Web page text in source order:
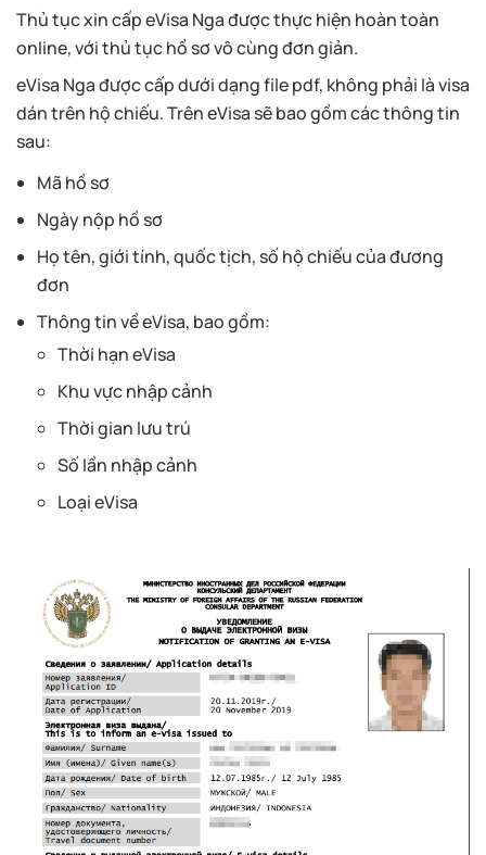
Thủ tục xin cấp eVisa Nga được thực hiện hoàn toàn
online, với thủ tục hồ sơ vô cùng đơn giản.
eVisa Nga được cấp dưới dạng file pdf, không phải là visa
dán trên hộ chiếu. Trên eVisa sẽ bao gồm các thông tin
sau:
Mã hồ sơ
Ngày nộp hồ sơ
Họ tên, giới tính, quốc tịch, số hộ chiếu của đương
đơn
Thông tin về eVisa, bao gồm:
Thời hạn eVisa
Khu vực nhập cảnh
Thời gian lưu trú
Số lần nhập cảnh
Loại eVisa